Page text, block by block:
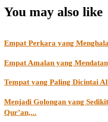
You may also like
Empat Perkara yang
Empat Amalan yang
Tempat yang Paling Dicintai
Menjadi Golongan yang
Qur’an,...